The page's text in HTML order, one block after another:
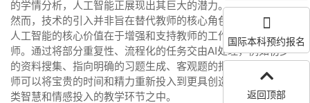
的学情分析，人工智能正展现出其巨大的潜力。
然而，技术的引入并非旨在替代教师的核心角色。恰恰相反，
人工智能的核心价值在于增强和支持教师的工作，而非取代教
师。通过将部分重复性、流程化的任务交由AI处理，例如初步
的资料搜集、指向明确的习题生成、客观题的批量批改等，教
师可以将宝贵的时间和精力重新投入到更具创造性、更需要人
类智慧和情感投入的教学环节之中。
国际本科预约报名
返回顶部